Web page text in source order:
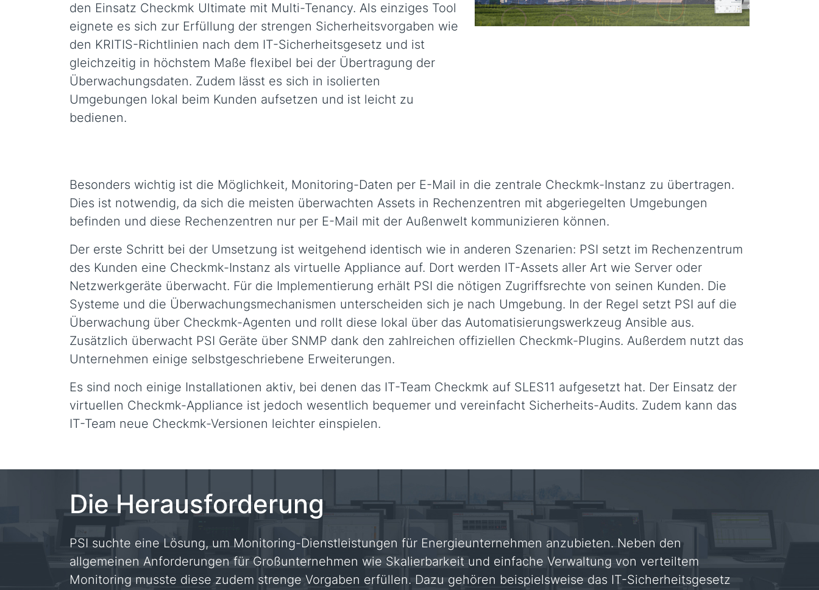
den Einsatz Checkmk Ultimate mit Multi-Tenancy. Als einziges Tool
eignete es sich zur Erfüllung der strengen Sicherheitsvorgaben wie
den KRITIS-Richtlinien nach dem IT-Sicherheitsgesetz und ist
gleichzeitig in höchstem Maße flexibel bei der Übertragung der
Überwachungsdaten. Zudem lässt es sich in isolierten
Umgebungen lokal beim Kunden aufsetzen und ist leicht zu
bedienen.
Besonders wichtig ist die Möglichkeit, Monitoring-Daten per E-Mail in die zentrale Checkmk-Instanz zu übertragen.
Dies ist notwendig, da sich die meisten überwachten Assets in Rechenzentren mit abgeriegelten Umgebungen
befinden und diese Rechenzentren nur per E-Mail mit der Außenwelt kommunizieren können.
Der erste Schritt bei der Umsetzung ist weitgehend identisch wie in anderen Szenarien: PSI setzt im Rechenzentrum
des Kunden eine Checkmk-Instanz als virtuelle Appliance auf. Dort werden IT-Assets aller Art wie Server oder
Netzwerkgeräte überwacht. Für die Implementierung erhält PSI die nötigen Zugriffsrechte von seinen Kunden. Die
Systeme und die Überwachungsmechanismen unterscheiden sich je nach Umgebung. In der Regel setzt PSI auf die
Überwachung über Checkmk-Agenten und rollt diese lokal über das Automatisierungswerkzeug Ansible aus.
Zusätzlich überwacht PSI Geräte über SNMP dank den zahlreichen offiziellen Checkmk-Plugins. Außerdem nutzt das
Unternehmen einige selbstgeschriebene Erweiterungen.
Es sind noch einige Installationen aktiv, bei denen das IT-Team Checkmk auf SLES11 aufgesetzt hat. Der Einsatz der
virtuellen Checkmk-Appliance ist jedoch wesentlich bequemer und vereinfacht Sicherheits-Audits. Zudem kann das
IT-Team neue Checkmk-Versionen leichter einspielen.
Die Herausforderung
PSI suchte eine Lösung, um Monitoring-Dienstleistungen für Energieunternehmen anzubieten. Neben den
allgemeinen Anforderungen für Großunternehmen wie Skalierbarkeit und einfache Verwaltung von verteiltem
Monitoring musste diese zudem strenge Vorgaben erfüllen. Dazu gehören beispielsweise das IT-Sicherheitsgesetz